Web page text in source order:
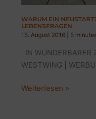
WARUM EIN
LEBENSFRAGEN
15. August 2016
5
IN WUNDERBARER
WESTWING |
WARUM
Weiterlesen »